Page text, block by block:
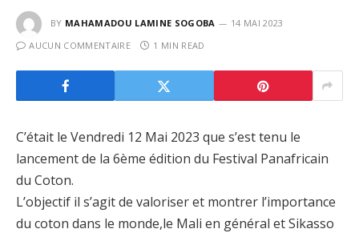
BY MAHAMADOU LAMINE SOGOBA
14 MAI 2023
AUCUN COMMENTAIRE
1 MIN READ
C’était le Vendredi 12 Mai 2023 que s’est tenu le
lancement de la 6ème édition du Festival Panafricain
du Coton.
L’objectif il s’agit de valoriser et montrer l’importance
du coton dans le monde,le Mali en général et Sikasso